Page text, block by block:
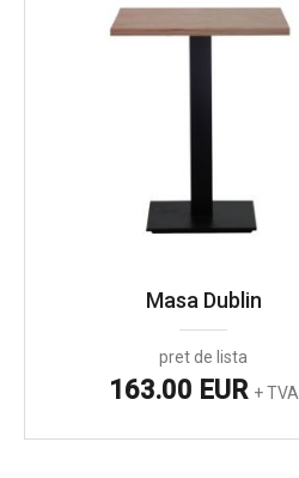
Masa Dublin
pret de lista
163.00 EUR + TVA